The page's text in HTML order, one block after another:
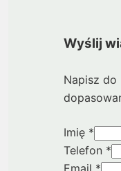
Wyślij
Napisz
Imię *
Telefon *
Email *